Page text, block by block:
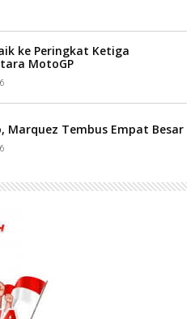
ke Peringkat Ketiga
MotoGP
Marquez Tembus Empat Besar